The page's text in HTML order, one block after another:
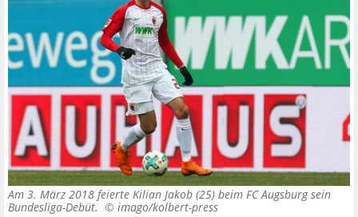
Am 3. März 2018 feierte Kilian Jakob (25) beim FC Augsburg sein
Bundesliga-Debüt. © imago/kolbert-press